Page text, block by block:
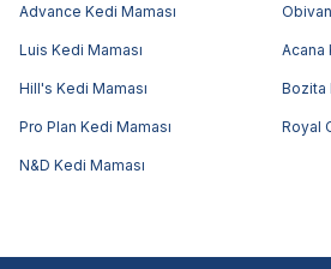
Advance Kedi Maması
Luis Kedi Maması Acana
Hill's Kedi Maması Bozita
Pro Plan Kedi Maması Royal
N&D Kedi Maması